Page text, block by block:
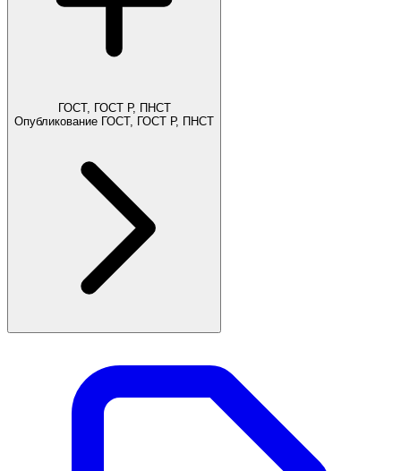
ГОСТ, ГОСТ Р, ПНСТ
Опубликование ГОСТ, ГОСТ Р, ПНСТ